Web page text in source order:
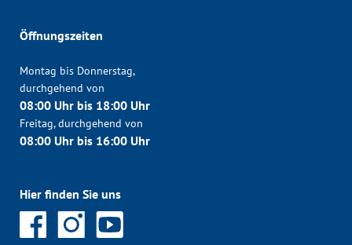
Öffnungszeiten
Montag bis Donnerstag,
durchgehend von
08:00 Uhr bis 18:00 Uhr
Freitag, durchgehend von
08:00 Uhr bis 16:00 Uhr
Hier finden Sie uns